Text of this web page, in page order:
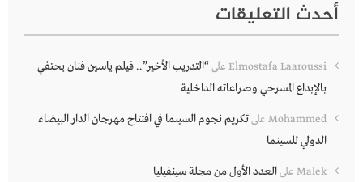
أحدث التعليقات
Elmostafa Laaroussi على“التدريب الأخير”.. فيلم ياسين فنان يحتفي
بالإبداع المسرحي وصراعاته الداخلية
Mohammed علىتكريم نجوم السينما في افتتاح مهرجان الدار البيضاء
الدولي للسينما
Malek علىالعدد الأول من مجلة سينفيليا